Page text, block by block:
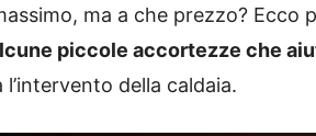
ma a che prezzo?
piccole accortezze che
l’intervento della caldaia.